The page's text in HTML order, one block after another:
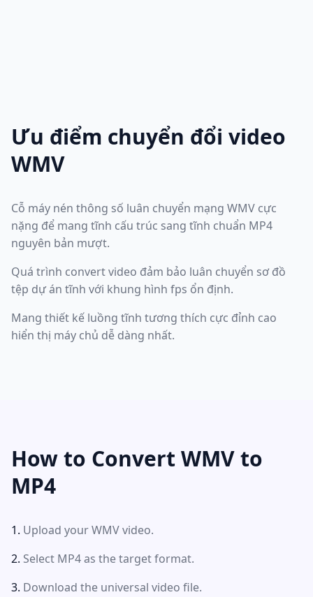
Ưu điểm chuyển đổi video
WMV
Cỗ máy nén thông số luân chuyển mạng WMV cực
nặng để mang tĩnh cấu trúc sang tĩnh chuẩn MP4
nguyên bản mượt.
Quá trình convert video đảm bảo luân chuyển sơ đồ
tệp dự án tĩnh với khung hình fps ổn định.
Mang thiết kế luồng tĩnh tương thích cực đỉnh cao
hiển thị máy chủ dễ dàng nhất.
How to Convert WMV to
MP4
Upload your WMV video.
Select MP4 as the target format.
Download the universal video file.